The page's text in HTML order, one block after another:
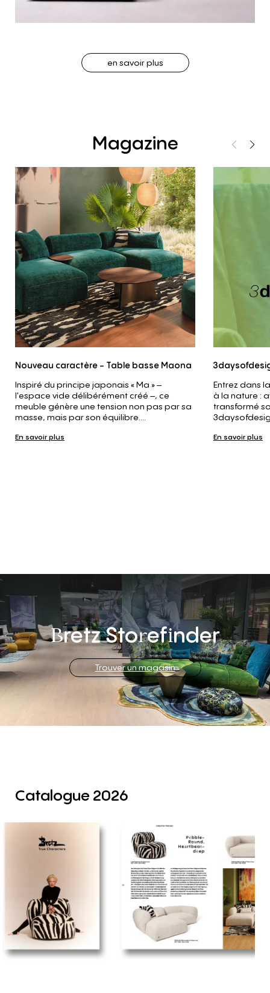
en savoir plus
Magazine
Nouveau caractère - Table basse Maona
Inspiré du principe japonais « Ma » –
l'espace vide délibérément créé –, ce
meuble génère une tension non pas par sa
masse, mais par son équilibre....
En savoir plus
Entrez dans
à la nature :
transformé
En savoir plus
BretzStorefinder
Trouver un magasin
Catalogue 2026